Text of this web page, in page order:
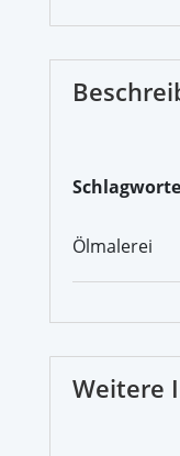
Ölmalerei
Weitere